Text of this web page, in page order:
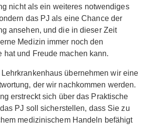
nicht als ein weiteres notwendiges
das PJ als eine Chance der
ansehen, und die in dieser Zeit
Medizin immer noch den
hat und Freude machen kann.
übernehmen wir eine
der wir nachkommen werden.
erstreckt sich über das Praktische
PJ soll sicherstellen, dass Sie zu
medizinischem Handeln befähigt